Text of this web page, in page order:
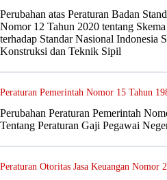
Perubahan atas Peraturan Badan
Nomor 12 Tahun 2020 tentang
terhadap Standar Nasional Indonesia
Konstruksi dan Teknik Sipil
Peraturan Pemerintah Nomor 15 Tahun
Perubahan Peraturan Pemerintah
Tentang Peraturan Gaji Pegawai
Peraturan Otoritas Jasa Keuangan Nomor